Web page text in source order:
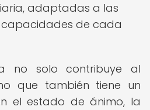
adaptadas a las
capacidades de cada
no solo contribuye al
que también tiene un
el estado de ánimo, la